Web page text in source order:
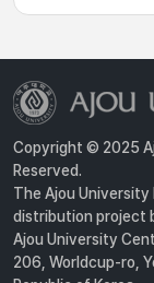
Copyright © 2025
Reserved.
The Ajou
distribution project
Ajou University
206, Worldcup-ro,